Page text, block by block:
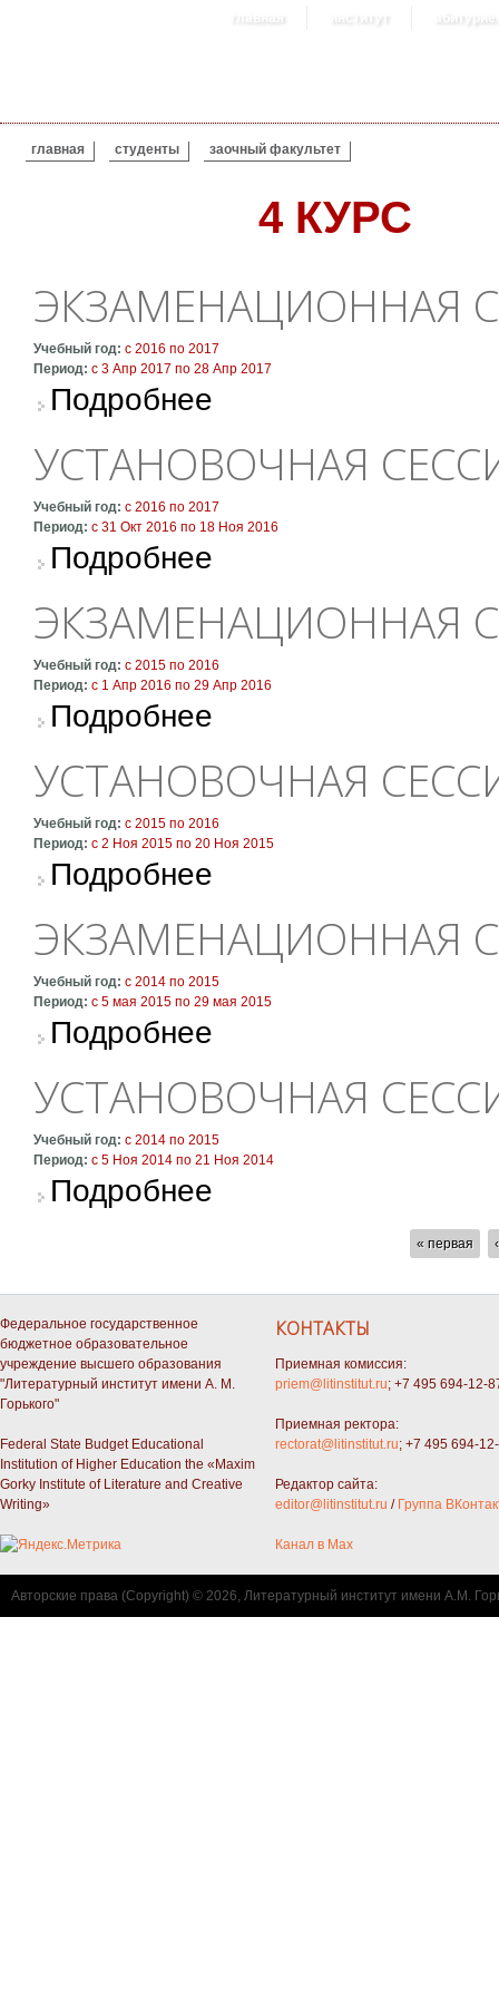
главная институт
ВЫ ЗДЕСЬ
главная студенты заочный факультет
4 КУРС
ЭКЗАМЕНАЦИОННАЯ
Учебный год: с 2016 по 2017
Период: с 3 Апр 2017 по 28 Апр 2017
Подробнее
УСТАНОВОЧНАЯ
Учебный год: с 2016 по 2017
Период: с 31 Окт 2016 по 18 Ноя 2016
Подробнее
ЭКЗАМЕНАЦИОННАЯ
Учебный год: с 2015по 2016
Период: с 1 Апр 2016 по 29 Апр 2016
Подробнее
УСТАНОВОЧНАЯ
Учебный год: с 2015по 2016
Период: с 2 Ноя 2015по 20 Ноя 2015
Подробнее
ЭКЗАМЕНАЦИОННАЯ
Учебный год: с 2014по 2015
Период: с 5 мая 2015по 29 мая 2015
Подробнее
УСТАНОВОЧНАЯ
Учебный год: с 2014по 2015
Период: с 5 Ноя 2014по 21 Ноя 2014
Подробнее
« первая
Федеральное государственное
бюджетное образовательное
учреждение высшего образования
"Литературный институт имени А. М.
Горького"
Federal State Budget Educational
Institution of Higher Education the «Maxim
Gorky Institute of Literature and Creative
Writing»
КОНТАКТЫ
Приемная комиссия:
priem@litinstitut.ru; +7 495 694-12-
Приемная ректора:
rectorat@litinstitut.ru; +7 495 694-
Редактор сайта:
editor@litinstitut.ru / Группа
Канал в Max
Авторские права (Copyright) © 2026, Литературный институт имени А.М.